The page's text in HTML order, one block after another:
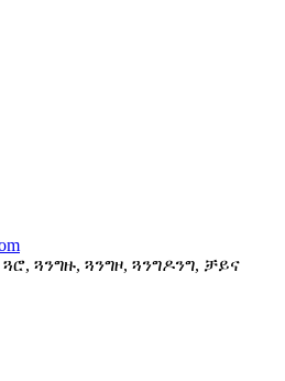
ጓሮ, ጓንግዙ, ጓንግዞ, ጓንግዶንግ, ቻይና